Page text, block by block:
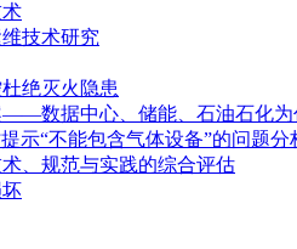
技术研究
绝灭火隐患
数据中心、储能、石油石化为
示“不能包含气体设备”的问题分
、规范与实践的综合评估